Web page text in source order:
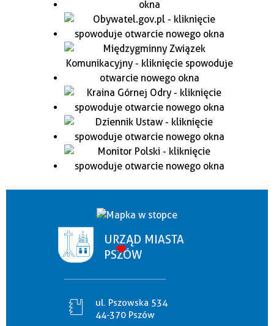
URZĄD MIASTA
PSZÓW
ul. Pszowska 534
44-370 Pszów